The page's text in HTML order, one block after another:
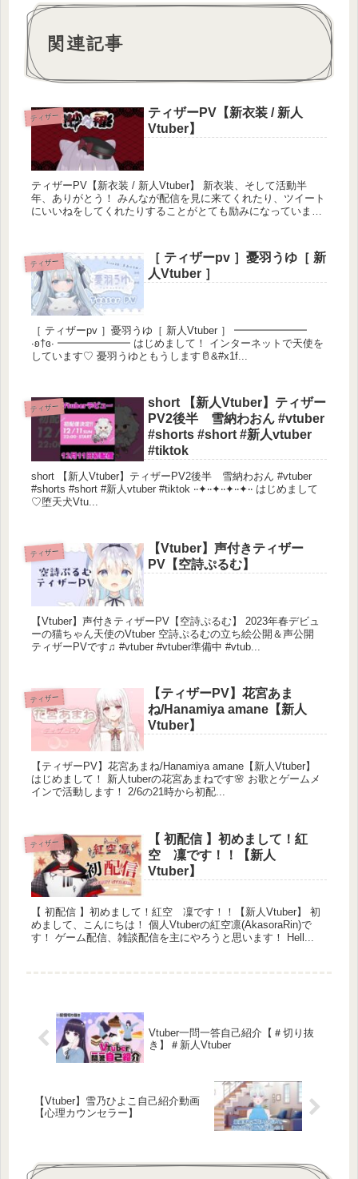
×-×-×-×-×-×
関連記事
ティザー
ティザーPV【新衣装 / 新人
Vtuber】
ティザーPV【新衣装 / 新人Vtuber】 新衣装、そして活動半
年、ありがとう！ みんなが配信を見に来てくれたり、ツイート
にいいねをしてくれたりすることがとても励みになっていま
ティザー
［ ティザーpv ］憂羽うゆ［ 新
人Vtuber ］
［ ティザーpv ］憂羽うゆ［ 新人Vtuber ］ ━━━━━━━
∙ʚ†ɞ∙ ━━━━━━━ はじめまして！ インターネットで天使を
しています♡ 憂羽うゆともうします🥛&#x1f...
ティザー
short 【新人Vtuber】ティザー
PV2後半 雪納わおん #vtuber
#shorts #short #新人vtuber
#tiktok
short 【新人Vtuber】ティザーPV2後半 雪納わおん #vtuber
#shorts #short #新人vtuber #tiktok ‧‧✦‧‧✦‧‧✦‧‧✦‧‧ はじめまして
♡堕天犬Vtu...
ティザー
【Vtuber】声付きティザー
PV【空詩ぷるむ】
【Vtuber】声付きティザーPV【空詩ぷるむ】 2023年春デビュ
ーの猫ちゃん天使のVtuber 空詩ぷるむの立ち絵公開＆声公開
ティザーPVです♫ #vtuber #vtuber準備中 #vtub...
ティザー
【ティザーPV】花宮あま
ね/Hanamiya amane【新人
Vtuber】
【ティザーPV】花宮あまね/Hanamiya amane【新人Vtuber】
はじめまして！ 新人tuberの花宮あまねです🌸 お歌とゲームメ
インで活動します！ 2/6の21時から初配...
ティザー
【 初配信 】初めまして！紅
空 凜です！！【新人
Vtuber】
【 初配信 】初めまして！紅空 凜です！！【新人Vtuber】 初
めまして、こんにちは！ 個人Vtuberの紅空凛(AkasoraRin)で
す！ ゲーム配信、雑談配信を主にやろうと思います！ Hell...
Vtuber一問一答自己紹介【＃切り抜
き】＃新人Vtuber
【Vtuber】雪乃ひよこ自己紹介動画
【心理カウンセラー】